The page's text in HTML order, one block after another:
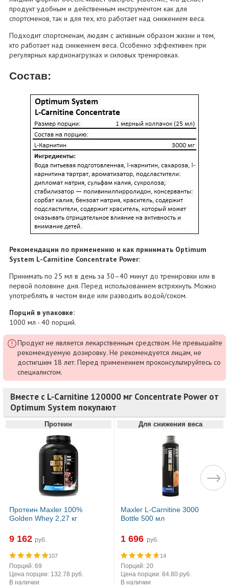
продукт удобным и действенным инструментом как для
спортсменов, так и для тех, кто работает над снижением веса.
Подходит спортсменам, людям с активным образом жизни и тем,
кто работает над снижением веса. Особенно эффективен при
регулярных кардионагрузках и силовых тренировках.
Состав:
Рекомендации по применению и как принимать Optimum
System L-Carnitine Concentrate Power:
Принимать по 25 мл в день за 30–40 минут до тренировки или в
первой половине дня. Перед использованием встряхнуть. Можно
употреблять в чистом виде или разводить водой/соком.
Порций в упаковке:
1000 мл - 40 порций.
Продукт не является лекарственным средством. Не превышайте
рекомендуемую дозировку. Не рекомендуется лицам, не
достигшим 18 лет. Перед применением проконсультируйтесь со
специалистом.
Вместе с L-Carnitine 120000 мг Concentrate Power от
Optimum System покупают
Протеин
Протеин Maxler 100%
Golden Whey 2,27 кг
9 162 руб.
107
Порций: 69
Цена порции: 132.78 руб.
В наличии
Для снижения веса
Maxler L-Carnitine 3000
Bottle 500 мл
1 696 руб.
14
Порций: 20
Цена порции: 84.80 руб.
В наличии